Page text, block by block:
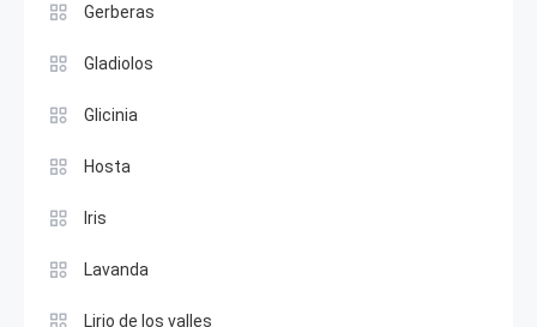
Gerberas
Gladiolos
Glicinia
Hosta
Iris
Lavanda
Lirio de los valles